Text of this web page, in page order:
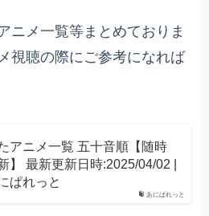
ニメ一覧等まとめておりま
視聴の際にご参考になれば
あにぱれっと
アニメ一覧 五十音順【随時
】 最新更新日時:2025/04/02 |
ぱれっと